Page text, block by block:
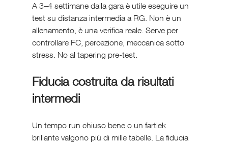
A 3–4 settimane dalla gara è utile eseguire un
test su distanza intermedia a RG. Non è un
allenamento, è una verifica reale. Serve per
controllare FC, percezione, meccanica sotto
stress. No al tapering pre-test.
Fiducia costruita da risultati
intermedi
Un tempo run chiuso bene o un fartlek
brillante valgono più di mille tabelle. La fiducia